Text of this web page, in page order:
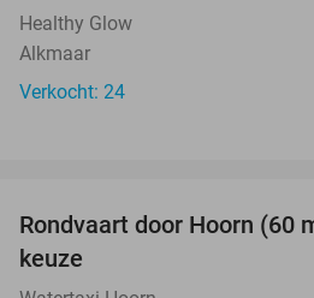
Healthy Glow
Alkmaar
Verkocht: 24
Rondvaart door Hoorn (60
keuze